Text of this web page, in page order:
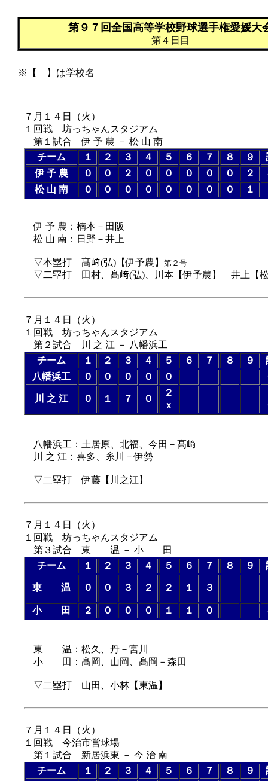
第９７回全国高等学校野球選手権愛媛大
第４日目
※【 】は学校名
７月１４日（火 ）
１回戦 坊っちゃんスタジアム
第１試合 伊 予 農 － 松 山 南
チーム
１ ２ ３ ４ ５ ６ ７ ８ ９
伊 予 農
０ ０ ２ ０ ０ ０ ０ ０ ２
松 山 南
０ ０ ０ ０ ０ ０ ０ ０ １
伊 予 農：楠本－田阪
松 山 南：日野－井上
▽本塁打 髙﨑(弘)【伊予農】 第２号
▽二塁打 田村、髙﨑(弘)、川本【伊予農】 井上【
７月１４日（火 ）
１回戦 坊っちゃんスタジアム
第２試合 川 之 江 － 八幡浜工
チーム
１ ２ ３ ４ ５ ６ ７ ８ ９
八幡浜工
０ ０ ０ ０ ０
川 之 江 ０ １ ７ ０
２
ｘ
八幡浜工：土居原、北福、今田－髙﨑
川 之 江：喜多、糸川－伊勢
▽二塁打 伊藤【川之江】
７月１４日（火 ）
１回戦 坊っちゃんスタジアム
第３試合 東 温 － 小 田
チーム
１ ２ ３ ４ ５ ６ ７ ８ ９
東 温 ０ ０ ３ ２ ２ １ ３
小 田
２ ０ ０ ０ １ １ ０
東 温：松久、丹－宮川
小 田：髙岡、山岡、髙岡－森田
▽二塁打 山田、小林【東温】
７月１４日（火 ）
１回戦 今治市営球場
第１試合 新居浜東 － 今 治 南
チーム
１ ２ ３ ４ ５ ６ ７ ８ ９